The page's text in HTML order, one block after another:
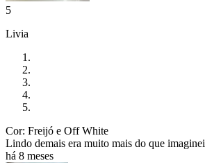
5
Livia
Cor: Freijó e Off White
Lindo demais era muito mais do que imaginei
há 8 meses